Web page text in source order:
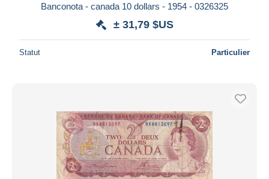
Banconota - canada 10 dollars - 1954 - 0326325
± 31,79 $US
Statut Particulier